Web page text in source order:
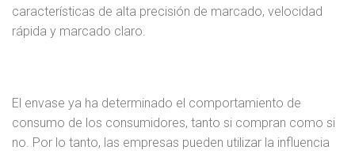
características de alta precisión de marcado, velocidad
rápida y marcado claro.
El envase ya ha determinado el comportamiento de
consumo de los consumidores, tanto si compran como si
no. Por lo tanto, las empresas pueden utilizar la influencia